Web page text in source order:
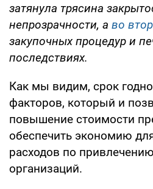
затянула трясина
непрозрачности, а во
закупочных процедур и
последствиях.
Как мы видим, срок
факторов, который и
повышение стоимости
обеспечить экономию
расходов по
организаций.